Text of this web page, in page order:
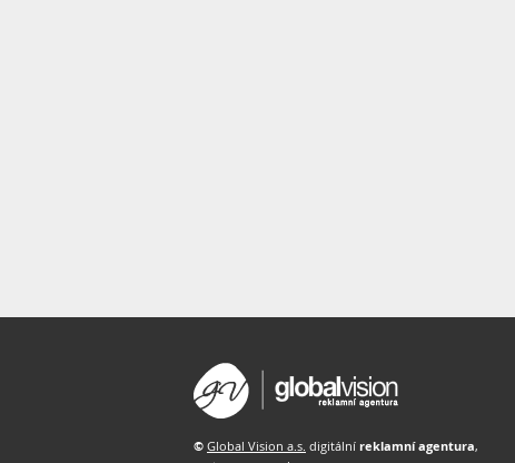
© Global Vision a.s. digitální reklamní agentura,